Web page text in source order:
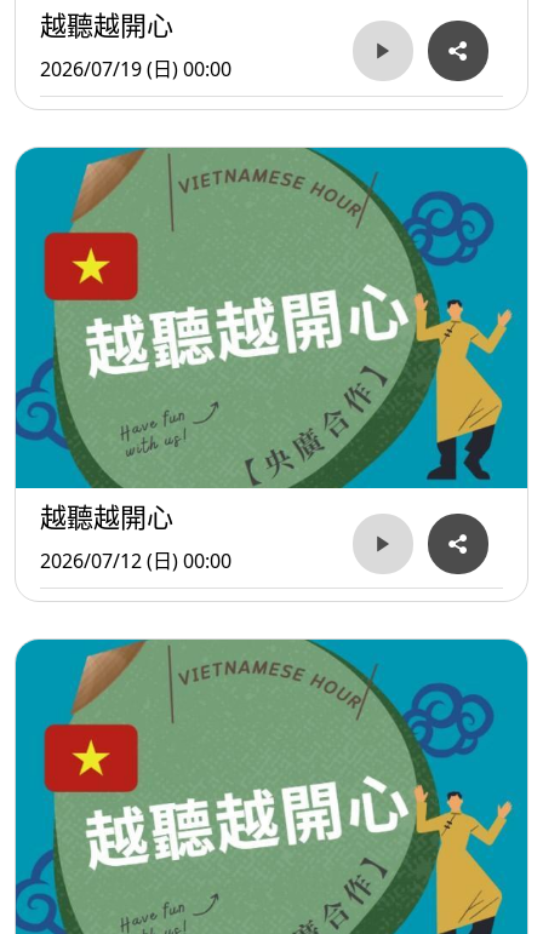
越聽越開心
2026/07/19 (日) 00:00
越聽越開心
2026/07/12 (日) 00:00